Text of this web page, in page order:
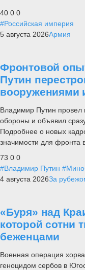
40 0 0
#Российская империя
5 августа 2026Армия
Фронтовой
Путин
вооружениями
Владимир Путин провел
обороны и объявил
Подробнее о новых
значимости для фронта
73 0 0
#Владимир Путин
4 августа 2026За
«Буря» над
которой сотни
беженцами
Военная операция
геноцидом сербов в